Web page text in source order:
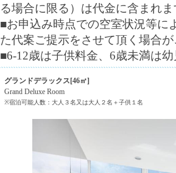
る場合に限る）は代金に含まれま
■お申込み時点での空室状況等に
た代案ご提示をさせて頂く場合
■6-12歳は子供料金、6歳未満は
グランドデラックス[46㎡]
Grand Deluxe Room
※宿泊可能人数：大人３名又は大人２名＋子供１名